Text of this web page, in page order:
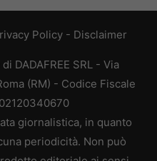
Policy - Disclaimer
DADAFREE SRL - Via
(RM) - Codice Fiscale
giornalistica, in quanto
periodicità. Non può